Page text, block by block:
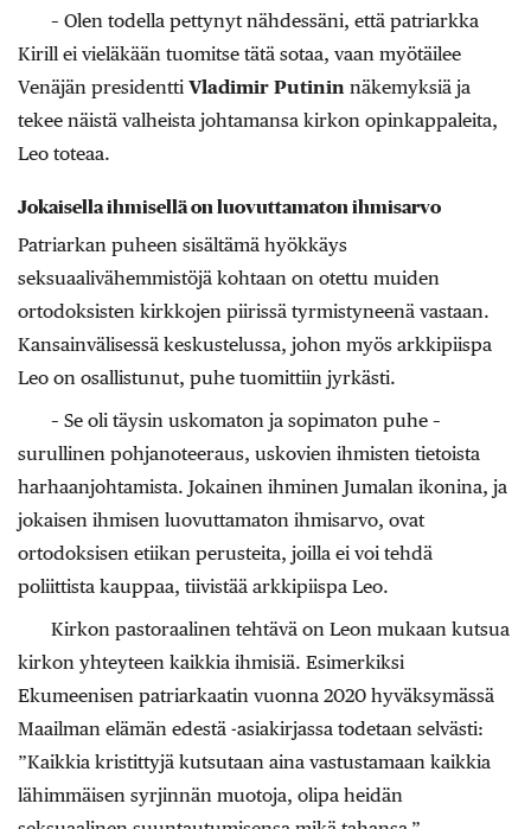
– Olen todella pettynyt nähdessäni, että patriarkka
Kirill ei vieläkään tuomitse tätä sotaa, vaan myötäilee
Venäjän presidentti Vladimir Putinin näkemyksiä ja
tekee näistä valheista johtamansa kirkon opinkappaleita,
Leo toteaa.
Jokaisella ihmisellä on luovuttamaton ihmisarvo
Patriarkan puheen sisältämä hyökkäys
seksuaalivähemmistöjä kohtaan on otettu muiden
ortodoksisten kirkkojen piirissä tyrmistyneenä vastaan.
Kansainvälisessä keskustelussa, johon myös arkkipiispa
Leo on osallistunut, puhe tuomittiin jyrkästi.
– Se oli täysin uskomaton ja sopimaton puhe –
surullinen pohjanoteeraus, uskovien ihmisten tietoista
harhaanjohtamista. Jokainen ihminen Jumalan ikonina, ja
jokaisen ihmisen luovuttamaton ihmisarvo, ovat
ortodoksisen etiikan perusteita, joilla ei voi tehdä
poliittista kauppaa, tiivistää arkkipiispa Leo.
Kirkon pastoraalinen tehtävä on Leon mukaan kutsua
kirkon yhteyteen kaikkia ihmisiä. Esimerkiksi
Ekumeenisen patriarkaatin vuonna 2020 hyväksymässä
Maailman elämän edestä -asiakirjassa todetaan selvästi:
”Kaikkia kristittyjä kutsutaan aina vastustamaan kaikkia
lähimmäisen syrjinnän muotoja, olipa heidän